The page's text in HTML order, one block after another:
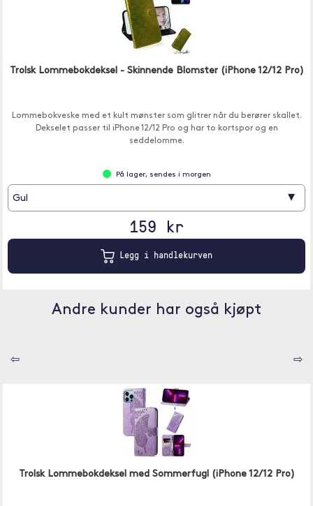
Trolsk Lommebokdeksel - Skinnende Blomster (iPhone 12/12 Pro)
Lommebokveske med et kult mønster som glitrer når du berører skallet.
Dekselet passer til iPhone 12/12 Pro og har to kortspor og en
seddelomme.
På lager, sendes i morgen
Gul ▾
159 kr
Legg i handlekurven
Andre kunder har også kjøpt
⇦ ⇨
Trolsk Lommebokdeksel med Sommerfugl (iPhone 12/12 Pro)